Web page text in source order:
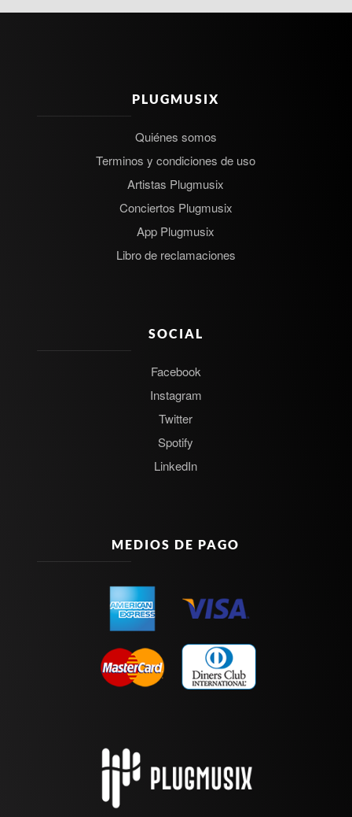
PLUGMUSIX
Quiénes somos
Terminos y condiciones de uso
Artistas Plugmusix
Conciertos Plugmusix
App Plugmusix
Libro de reclamaciones
SOCIAL
Facebook
Instagram
Twitter
Spotify
LinkedIn
MEDIOS DE PAGO